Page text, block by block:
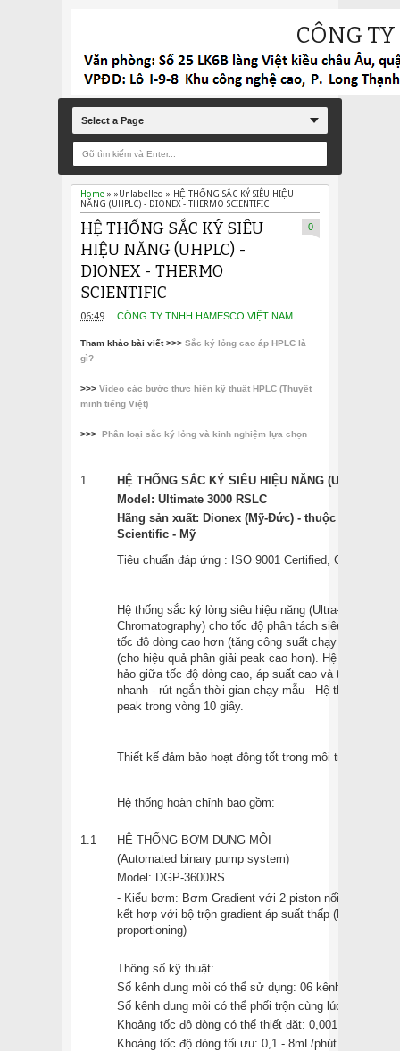
CÔNG
Select a Page
Home » »Unlabelled » HỆ THỐNG SẮC KÝ SIÊU HIỆU
NĂNG (UHPLC) - DIONEX - THERMO SCIENTIFIC
HỆ THỐNG SẮC KÝ SIÊU
HIỆU NĂNG (UHPLC) -
DIONEX - THERMO
SCIENTIFIC
06:49 CÔNG TY TNHH HAMESCO VIỆT NAM
0
Tham khảo bài viết >>> Sắc ký lỏng cao áp HPLC là
gì?
>>> Video các bước thực hiện kỹ thuật HPLC (Thuyết
minh tiếng Việt)
>>> Phân loại sắc ký lỏng và kinh nghiệm lựa chọn
1
HỆ THỐNG SẮC KÝ SIÊU HIỆU NĂNG (UHPLC)
Model: Ultimate 3000 RSLC
Hãng sản xuất: Dionex (Mỹ-Đức) - thuộc tập đoàn
Scientific - Mỹ
Tiêu chuẩn đáp ứng : ISO 9001 Certified, CE-marked,
Hệ thống sắc ký lỏng siêu hiệu năng (Ultra-High
Chromatography) cho tốc độ phân tách siêu nhanh
tốc độ dòng cao hơn (tăng công suất chạy mẫu) và
(cho hiệu quả phân giải peak cao hơn). Hệ thống là
hảo giữa tốc độ dòng cao, áp suất cao và tốc độ thu
nhanh - rút ngắn thời gian chạy mẫu - Hệ thống có
peak trong vòng 10 giây.
Thiết kế đảm bảo hoạt động tốt trong môi trường khí
Hệ thống hoàn chỉnh bao gồm:
1.1
HỆ THỐNG BƠM DUNG MÔI
(Automated binary pump system)
Model: DGP-3600RS
- Kiểu bơm: Bơm Gradient với 2 piston nối tiếp (Serial
kết hợp với bộ trộn gradient áp suất thấp (Low
proportioning)
Thông số kỹ thuật:
Số kênh dung môi có thể sử dụng: 06 kênh (2x3)
Số kênh dung môi có thể phối trộn cùng lúc: 2x3 kênh
Khoảng tốc độ dòng có thể thiết đặt: 0,001 - 8mL/phút
Khoảng tốc độ dòng tối ưu: 0,1 - 8mL/phút